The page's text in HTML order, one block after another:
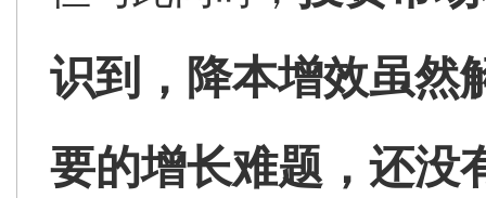
识到，降本增效虽然
要的增长难题，还没